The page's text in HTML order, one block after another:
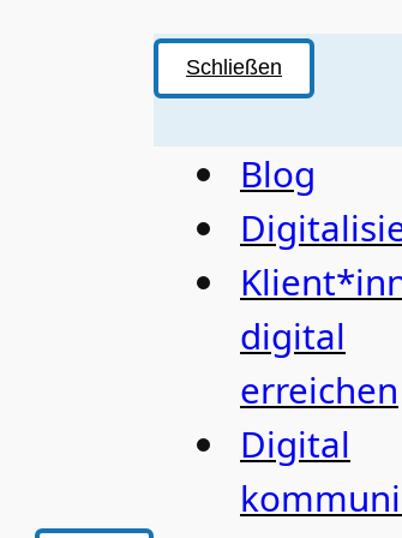
Schließen
Blog
digital
erreichen
Digital